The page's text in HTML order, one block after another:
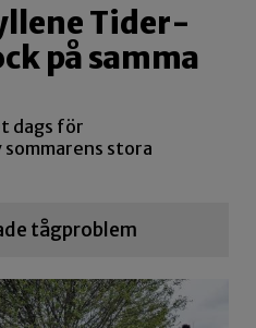
Tider-
på samma
dags för
stora
tågproblem